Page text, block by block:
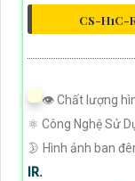
CS-H1C-
👁 Chất lượng
⚛️ Công Nghệ Sử
🌛 Hình ảnh ban
IR.